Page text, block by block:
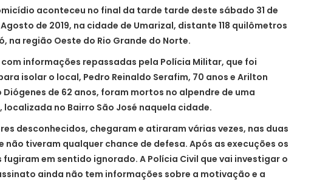
aconteceu no final da tarde tarde deste sábado 31 de
de 2019, na cidade de Umarizal, distante 118 quilômetros
na região Oeste do Rio Grande do Norte.
informações repassadas pela Polícia Militar, que foi
isolar o local, Pedro Reinaldo Serafim, 70 anos e Arilton
Diógenes de 62 anos, foram mortos no alpendre de uma
localizada no Bairro São José naquela cidade.
desconhecidos, chegaram e atiraram várias vezes, nas duas
não tiveram qualquer chance de defesa. Após as execuções os
fugiram em sentido ignorado. A Polícia Civil que vai investigar o
ainda não tem informações sobre a motivação e a